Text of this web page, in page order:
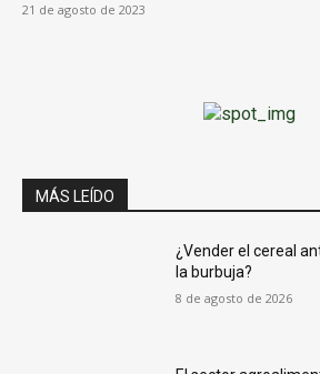
21 de agosto de 2023
MÁS LEÍDO
¿Vender el cereal
la burbuja?
8 de agosto de 2026